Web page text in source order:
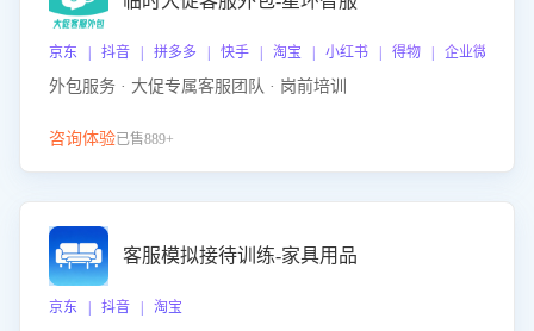
京东 | 抖音 | 拼多多 | 快手 | 淘宝 | 小红书 | 得物 | 企业微信
外包服务 · 大促专属客服团队 · 岗前培训
咨询体验已售889+
客服模拟接待训练-家具用品
京东 | 抖音 | 淘宝